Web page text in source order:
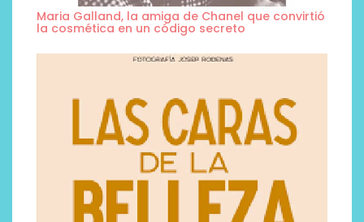
Maria Galland, la amiga de Chanel que convirtió
la cosmética en un código secreto